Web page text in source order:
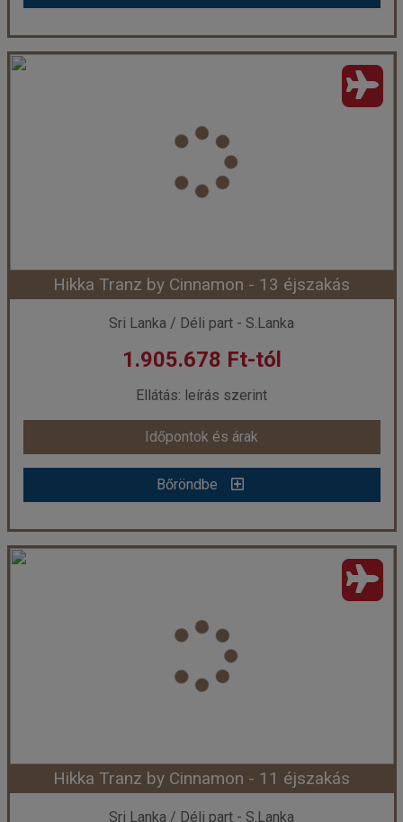
Jetwing Sea - 13 éjszakás
Város: Negombo
Utazás módja:
Repülővel
leírás szerint
Szálláskategória:Hotel ****
DOUBLE DELUXE - Deluxe Double
Időpont: 2026-08-13 | 13 éj
már 1.368.578 Ft-tól
Időpontok és árak
Bőröndbe
Hikka Tranz by Cinnamon - 13 éjszakás
Sri Lanka / Déli part - S.Lanka
1.905.678 Ft-tól
Ellátás: leírás szerint
Időpontok és árak
Bőröndbe
Hikka Tranz by Cinnamon - 13 éjszakás
Város:Hikkaduwa
Utazás módja:
Repülővel
leírás szerint
Szálláskategória:Hotel ****
DOUBLE SUPERIOR - Ocean Vista King Double
Időpont: 2026-08-13 | 13 éj
Hikka Tranz by Cinnamon - 11 éjszakás
Sri Lanka / Déli part - S.Lanka